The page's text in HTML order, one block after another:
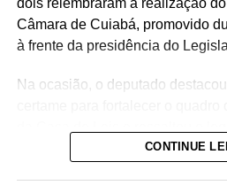
dois relembraram a realização
Câmara de Cuiabá, promovido
à frente da presidência do
Na ocasião, o deputado
CONTINUE